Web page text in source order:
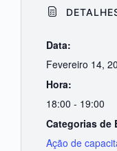
Data:
Fevereiro 14,
Hora:
18:00 - 19:00
Categorias de
Ação de